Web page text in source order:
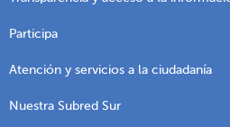
Participa
Atención y servicios a la ciudadanía
Nuestra Subred Sur